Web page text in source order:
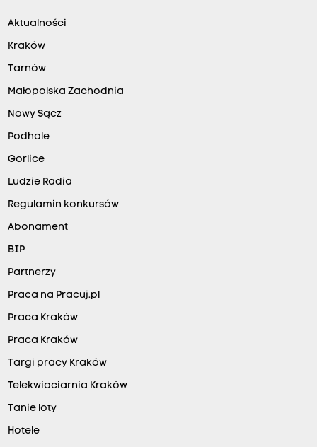
Aktualności
Kraków
Tarnów
Małopolska Zachodnia
Nowy Sącz
Podhale
Gorlice
Ludzie Radia
Regulamin konkursów
Abonament
BIP
Partnerzy
Praca na Pracuj.pl
Praca Kraków
Praca Kraków
Targi pracy Kraków
Telekwiaciarnia Kraków
Tanie loty
Hotele